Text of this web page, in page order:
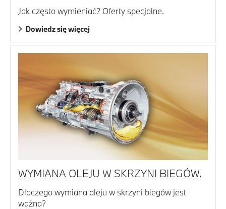
Jak często wymieniać? Oferty specjalne.
Dowiedz się więcej
WYMIANA OLEJU W SKRZYNI BIEGÓW.
Dlaczego wymiana oleju w skrzyni biegów jest
ważna?